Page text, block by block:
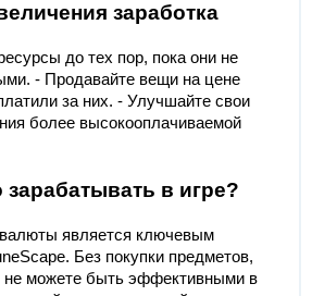
заработка
до тех пор, пока они не
- Продавайте вещи на цене
за них. - Улучшайте свои
более высокооплачиваемой
в игре?
валюты является ключевым
Без покупки предметов,
не можете быть эффективными в